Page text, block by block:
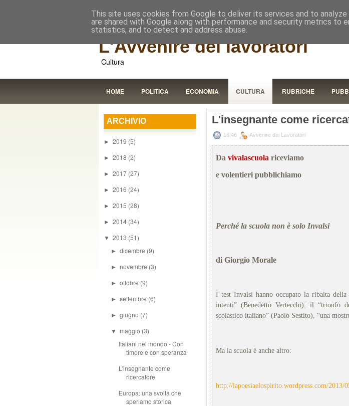
L'Avvenire dei lavoratori
Cultura
HOME POLITICA ECONOMIA CULTURA RUBRICHE
ARCHIVIO
► 2019 (5)
► 2018 (2)
► 2017 (27)
► 2016 (24)
► 2015 (28)
► 2014 (34)
▼ 2013 (51)
►dicembre (9)
►novembre (3)
►ottobre (9)
►settembre (6)
►giugno (7)
▼ maggio (3)
Italiani nel mondo - Con
timore e con speranza
L'insegnante come
ricercatore
Europa: una svolta che
speriamo storica
L'insegnante come
16:46 Avvenire dei Lavoratori
Davivalascuolariceviamo
e volentieri pubblichiamo
Perché la scuola non è solo Invalsi
di Giorgio Morale
I test Invalsi hanno occupato la ribalta
intenti” (Benedetto Vertecchi): il “trionfo
scolastico italiano” (Paolo Sestito), “una
Ma la scuola è anche altro:
http://lapoesiaelospirito.wordpress.com/2013/
This site uses cookies from Google to deliver its services and to
are shared with Google along with performance and security metrics to
statistics, and to detect and address abuse.